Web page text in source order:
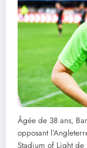
Âgée de 38 ans,
opposant
Stadium of Light de